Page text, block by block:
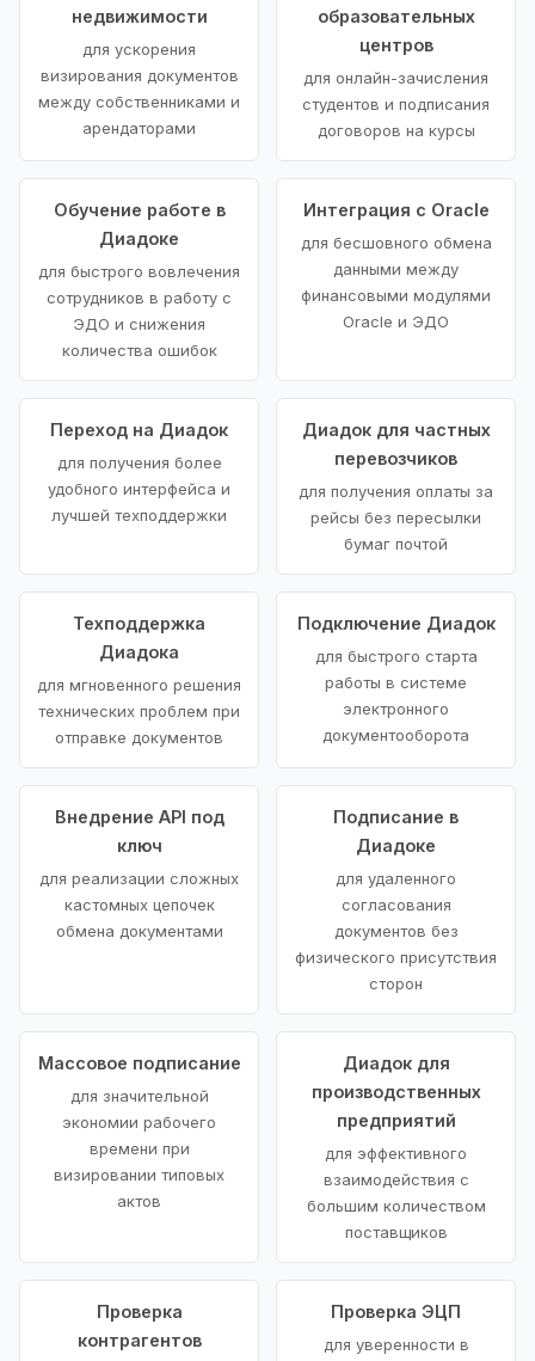
недвижимости
для ускорения
визирования документов
между собственниками и
арендаторами
образовательных
центров
для онлайн-зачисления
студентов и подписания
договоров на курсы
Обучение работе в
Диадоке
для быстрого вовлечения
сотрудников в работу с
ЭДО и снижения
количества ошибок
Интеграция с Oracle
для бесшовного обмена
данными между
финансовыми модулями
Oracle и ЭДО
Переход на Диадок
для получения более
удобного интерфейса и
лучшей техподдержки
Диадок для частных
перевозчиков
для получения оплаты за
рейсы без пересылки
бумаг почтой
Техподдержка
Диадока
для мгновенного решения
технических проблем при
отправке документов
Подключение Диадок
для быстрого старта
работы в системе
электронного
документооборота
Внедрение API под
ключ
для реализации сложных
кастомных цепочек
обмена документами
Подписание в
Диадоке
для удаленного
согласования
документов без
физического присутствия
сторон
Массовое подписание
для значительной
экономии рабочего
времени при
визировании типовых
актов
Диадок для
производственных
предприятий
для эффективного
взаимодействия с
большим количеством
поставщиков
Проверка
контрагентов
Проверка ЭЦП
для уверенности в